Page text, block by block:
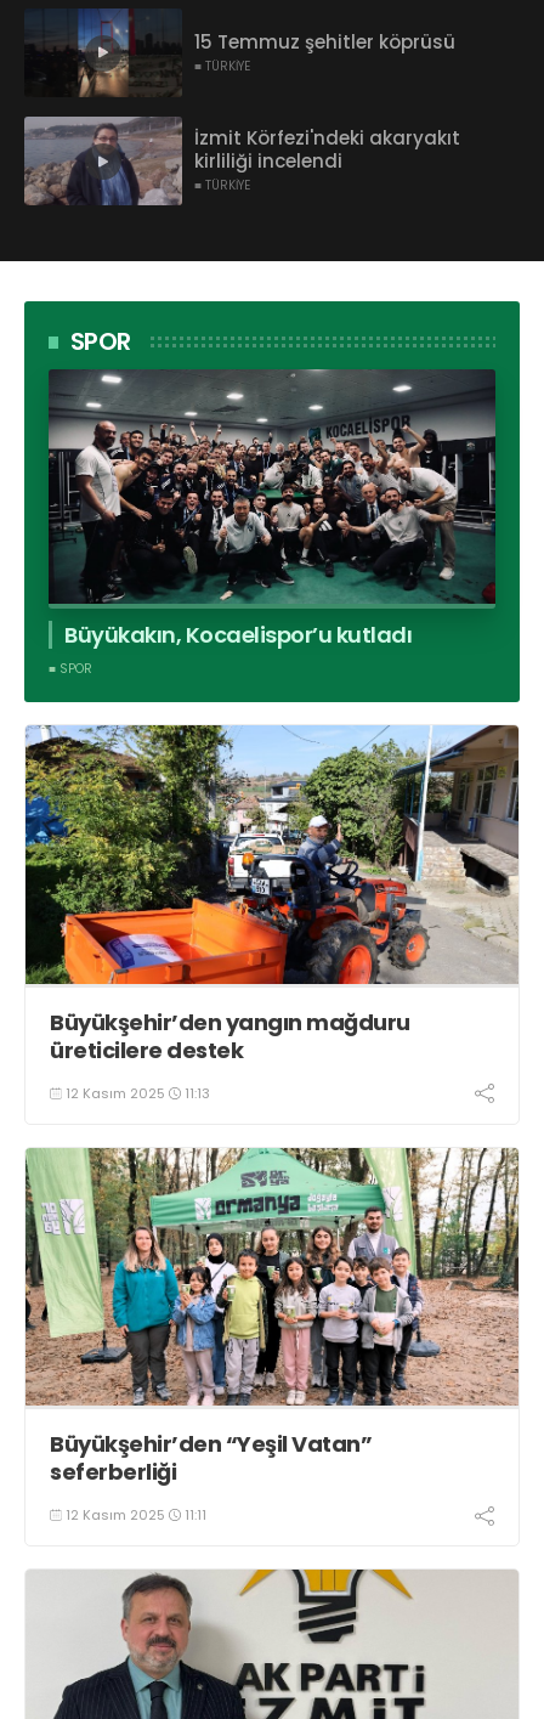
15 Temmuz şehitler köprüsü
■ TÜRKİYE
İzmit Körfezi'ndeki akaryakıt
kirliliği incelendi
■ TÜRKİYE
SPOR
Büyükakın, Kocaelispor’u kutladı
■ SPOR
Büyükşehir’den yangın mağduru
üreticilere destek
12 Kasım 2025 11:13
Büyükşehir’den “Yeşil Vatan”
seferberliği
12 Kasım 2025 11:11